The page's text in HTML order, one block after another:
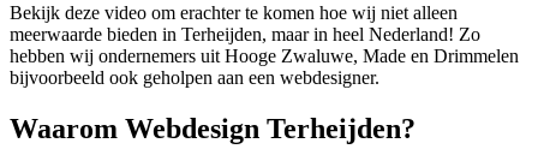
Bekijk deze video om erachter te komen hoe wij niet alleen
meerwaarde bieden in Terheijden, maar in heel Nederland! Zo
hebben wij ondernemers uit Hooge Zwaluwe, Made en Drimmelen
bijvoorbeeld ook geholpen aan een webdesigner.
Waarom Webdesign Terheijden?